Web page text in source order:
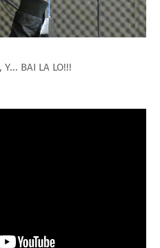
BAI LA LO!!!